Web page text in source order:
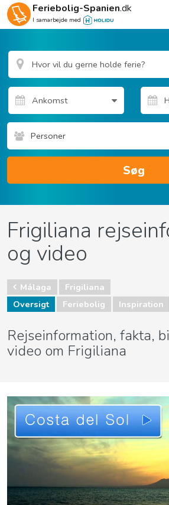
Feriebolig-Spanien.dk
I samarbejde med
Personer
Søg
Frigiliana
og video
Málaga
Frigiliana
Oversigt
Feriebolig Inspiration
Rejseinformation, fakta,
video om Frigiliana